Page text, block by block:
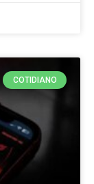
COTIDIANO